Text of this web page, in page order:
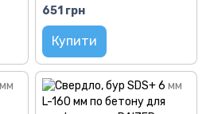
651 грн
Купити